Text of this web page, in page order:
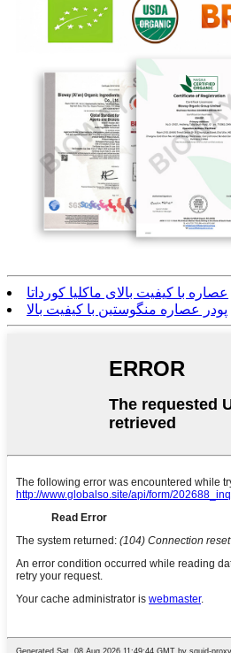
عصاره با کیفیت بالای ماکلیا کورداتا
پودر عصاره منگوستین با کیفیت بالا